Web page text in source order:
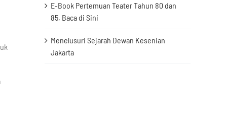
E-Book Pertemuan Teater Tahun 80 dan
85, Baca di Sini
Menelusuri Sejarah Dewan Kesenian
Jakarta